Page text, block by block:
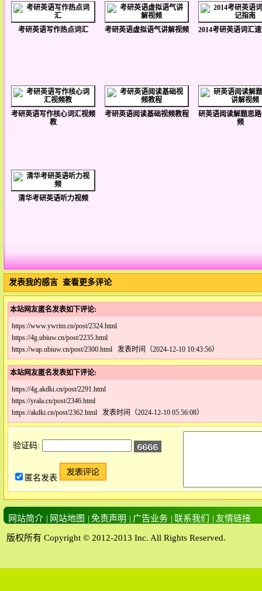
考研英语写作热点词汇 考研英语虚拟语气讲解视频 2014考研英语词汇
考研英语写作核心词汇视频
教
考研英语阅读基础视频教程
研英语阅读解题思
频
清华考研英语听力视频
发表我的感言 查看更多评论
本站网友匿名发表如下评论:
https://www.ywrim.cn/post/2324.html
https://4g.ubiuw.cn/post/2235.html
https://wap.ubiuw.cn/post/2300.html 发表时间（2024-12-10 10:43:56）
本站网友匿名发表如下评论:
https://4g.akdki.cn/post/2291.html
https://yrala.cn/post/2346.html
https://akdki.cn/post/2362.html 发表时间（2024-12-10 05:56:08）
验证码:
匿名发表
网站简介 | 网站地图 | 免责声明 | 广告业务 | 联系我们 | 友情链接
版权所有 Copyright © 2012-2013 Inc. All Rights Reserved.